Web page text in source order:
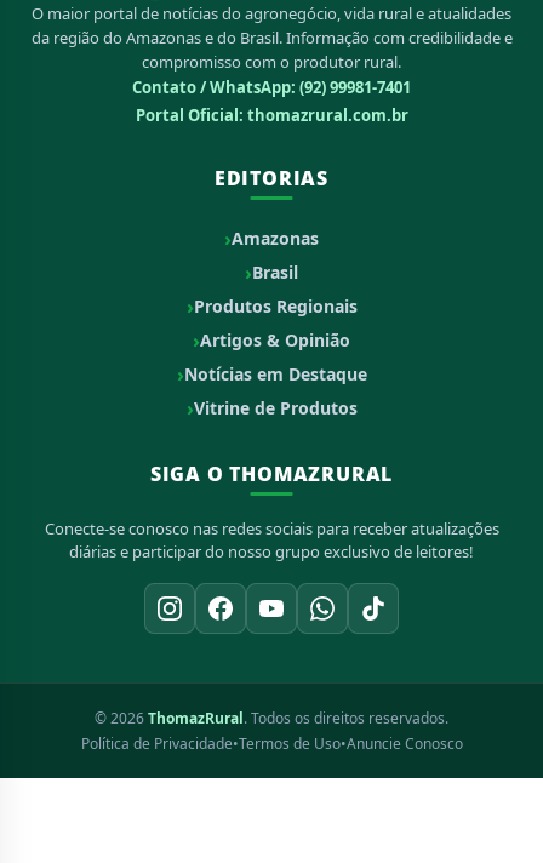
O maior portal de notícias do agronegócio, vida rural e atualidades
da região do Amazonas e do Brasil. Informação com credibilidade e
compromisso com o produtor rural.
Contato / WhatsApp: (92) 99981-7401
Portal Oficial: thomazrural.com.br
EDITORIAS
Amazonas
Brasil
Produtos Regionais
Artigos & Opinião
Notícias em Destaque
Vitrine de Produtos
SIGA O THOMAZRURAL
Conecte-se conosco nas redes sociais para receber atualizações
diárias e participar do nosso grupo exclusivo de leitores!
© 2026ThomazRural. Todos os direitos reservados.
Política de Privacidade•Termos de Uso•Anuncie Conosco